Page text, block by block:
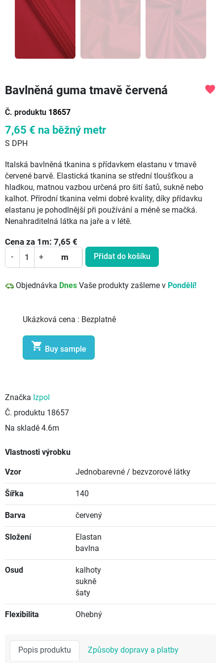
Bavlněná guma tmavě červená
Č. produktu 18657
favorite
7,65 € na běžný metr
S DPH
Italská bavlněná tkanina s přídavkem elastanu v tmavě
červené barvě. Elastická tkanina se střední tloušťkou a
hladkou, matnou vazbou určená pro šití šatů, sukně nebo
kalhot. Přírodní tkanina velmi dobré kvality, díky přídavku
elastanu je pohodlnější při používání a méně se mačká.
Nenahraditelná látka na jaře a v létě.
Cena za 1 m: 7,65 €
- + m Přidat do košíku
Objednávka Dnes Vaše produkty zašleme v Pondělí!
Ukázková cena : Bezplatně
 Buy sample
Značka Izpol
Č. produktu 18657
Na skladě 4.6m
Vlastnosti výrobku
Vzor Jednobarevné / bezvzorové látky
Šířka 140
Barva červený
Složení
Elastan
bavlna
Osud
kalhoty
sukně
šaty
Flexibilita Ohebný
Popis produktu Způsoby dopravy a platby